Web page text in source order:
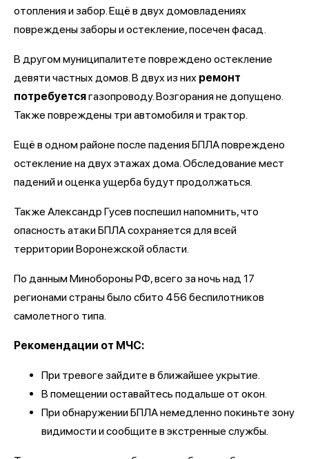
отопления и забор. Ещё в двух домовладениях
повреждены заборы и остекление, посечен фасад.
В другом муниципалитете повреждено остекление
девяти частных домов. В двух из них ремонт
потребуетсягазопроводу. Возгорания не допущено.
Также повреждены три автомобиля и трактор.
Ещё в одном районе после падения БПЛА повреждено
остекление на двух этажах дома. Обследование мест
падений и оценка ущерба будут продолжаться.
Также Александр Гусев поспешил напомнить, что
опасность атаки БПЛА сохраняется для всей
территории Воронежской области.
По данным Минобороны РФ, всего за ночь над 17
регионами страны было сбито 456 беспилотников
самолетного типа.
Рекомендации от МЧС:
При тревоге зайдите в ближайшее укрытие.
В помещении оставайтесь подальше от окон.
При обнаружении БПЛА немедленно покиньте зону
видимости и сообщите в экстренные службы.